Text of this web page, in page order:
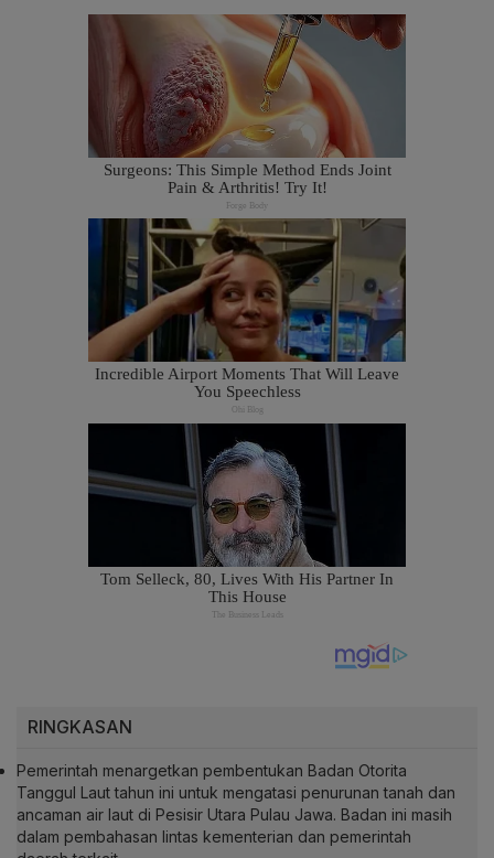
RINGKASAN
Pemerintah menargetkan pembentukan Badan Otorita
Tanggul Laut tahun ini untuk mengatasi penurunan tanah dan
ancaman air laut di Pesisir Utara Pulau Jawa. Badan ini masih
dalam pembahasan lintas kementerian dan pemerintah